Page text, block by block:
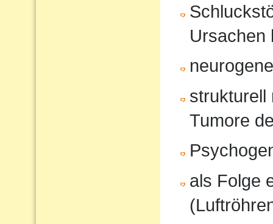
Ursachen
strukturell
Tumore
als Folge